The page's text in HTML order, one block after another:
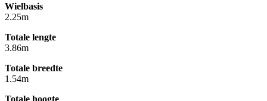
Wielbasis
2.25m
Totale lengte
3.86m
Totale breedte
1.54m
Totale hoogte